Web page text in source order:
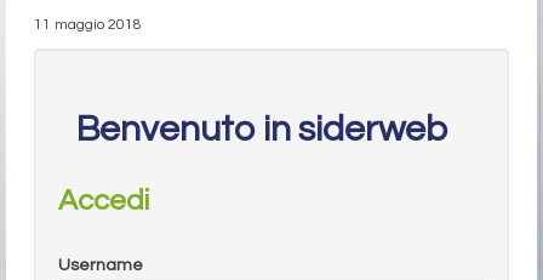
11 maggio 2018
Benvenuto in siderweb
Accedi
Username